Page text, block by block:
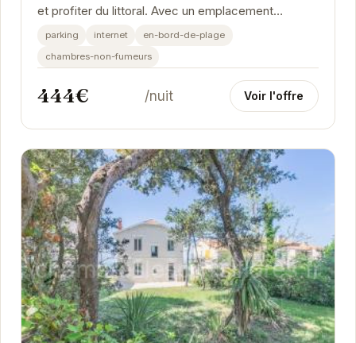
et profiter du littoral. Avec un emplacement
privilégié à Saint-Palais-sur-Mer, vous serez...
parking internet
en-bord-de-plage
chambres-non-fumeurs
444€ /nuit Voir l'offre